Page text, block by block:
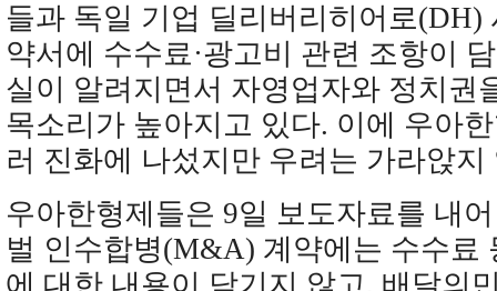
들과 독일 기업 딜리버리히어로(DH)
약서에 수수료·광고비 관련 조항이
실이 알려지면서 자영업자와 정치권
목소리가 높아지고 있다. 이에 우아
러 진화에 나섰지만 우려는 가라앉지
우아한형제들은 9일 보도자료를 내
벌 인수합병(M&A) 계약에는 수수료
에 대한 내용이 담기지 않고, 배달의